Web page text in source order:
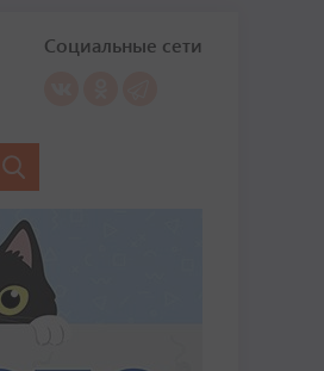
Социальные сети